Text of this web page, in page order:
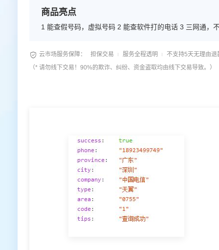
商品亮点
1 能查假号码，虚拟号码 2 能查软件打的电话 3 三网通，
 云市场服务保障： 担保交易 服务全程透明
不支持5天无理由退
（* 请勿线下交易！90%的欺诈、纠纷、资金盗取均由线下交易导致。）